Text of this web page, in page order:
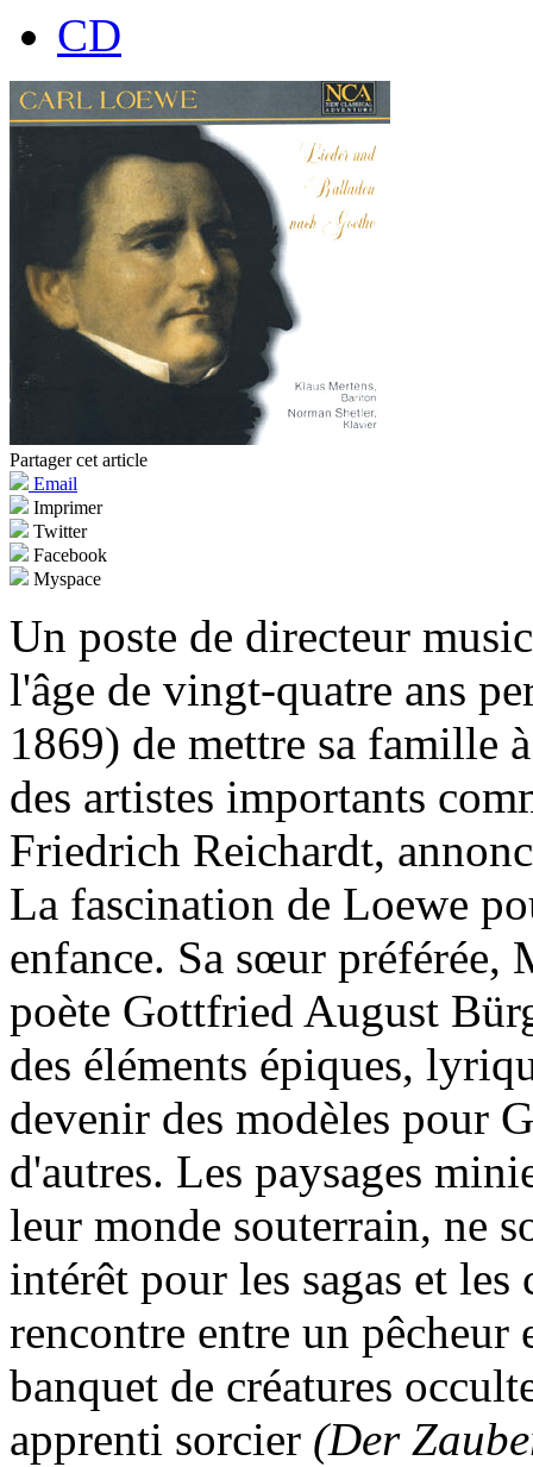
CD
Partager cet article
Email
Imprimer
Twitter
Facebook
Myspace
Un poste de directeur
l'âge de vingt-quatre ans
1869) de mettre sa famille
des artistes importants
Friedrich Reichardt,
La fascination de Loewe
enfance. Sa sœur préférée,
poète Gottfried August
des éléments épiques,
devenir des modèles pour
d'autres. Les paysages
leur monde souterrain, ne
intérêt pour les sagas et
rencontre entre un pêcheur
banquet de créatures
apprenti sorcier (Der